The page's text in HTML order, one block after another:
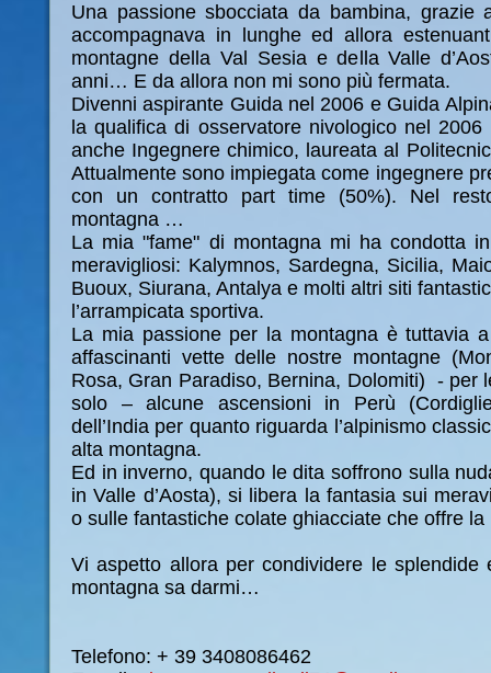
Una passione sbocciata da bambina, grazie
accompagnava in lunghe ed allora
montagne della Val Sesia e della Valle
anni… E da allora non mi sono più fermata.
Divenni aspirante Guida nel 2006 e Guida
la qualifica di osservatore nivologico nel
anche Ingegnere chimico, laureata al
Attualmente sono impiegata come ingegnere
con un contratto part time (50%). Nel
montagna …
La mia "fame" di montagna mi ha condotta
meravigliosi: Kalymnos, Sardegna, Sicilia,
Buoux, Siurana, Antalya e molti altri siti
l’arrampicata sportiva.
La mia passione per la montagna è tuttavia
affascinanti vette delle nostre montagne
Rosa, Gran Paradiso, Bernina, Dolomiti) - per
solo – alcune ascensioni in Perù
dell’India per quanto riguarda l’alpinismo
alta montagna.
Ed in inverno, quando le dita soffrono sulla
in Valle d’Aosta), si libera la fantasia sui
o sulle fantastiche colate ghiacciate che offre
Vi aspetto allora per condividere le splendide
montagna sa darmi…
Telefono: + 39 3408086462